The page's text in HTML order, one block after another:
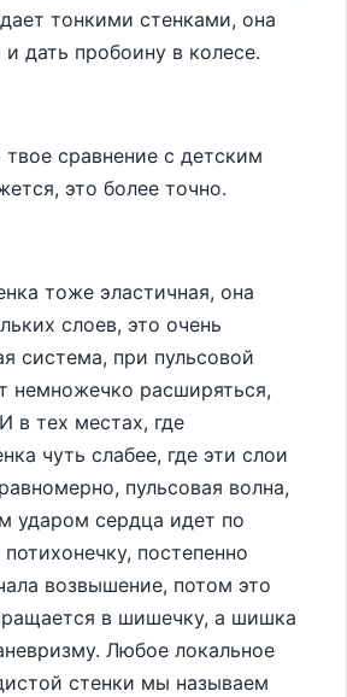
тонкими стенками, она
дать пробоину в колесе.
сравнение с детским
это более точно.
тоже эластичная, она
слоев, это очень
система, при пульсовой
немножечко расширяться,
в тех местах, где
чуть слабее, где эти слои
пульсовая волна,
ударом сердца идет по
постепенно
возвышение, потом это
в шишечку, а шишка
Любое локальное
стенки мы называем